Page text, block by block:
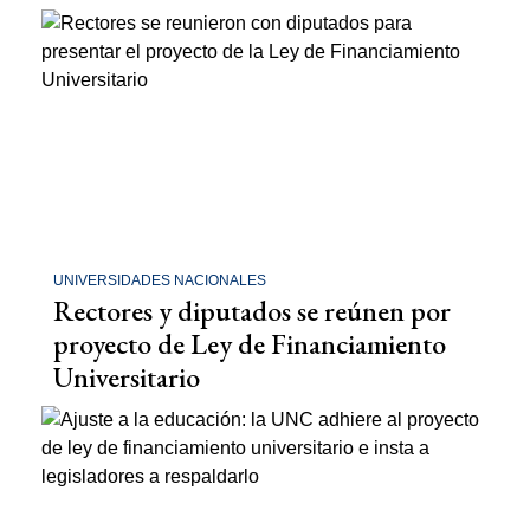
UNIVERSIDADES NACIONALES
Rectores y diputados se reúnen por
proyecto de Ley de Financiamiento
Universitario